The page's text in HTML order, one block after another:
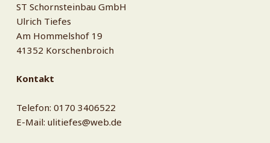
ST Schornsteinbau GmbH
Ulrich Tiefes
Am Hommelshof 19
41352 Korschenbroich
Kontakt
Telefon: 0170 3406522
E-Mail: ulitiefes@web.de